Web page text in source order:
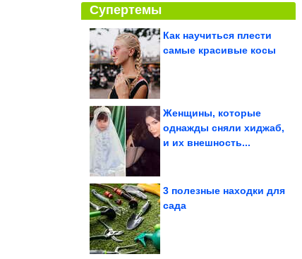
Супертемы
Почему изолента в
Как научиться плести
самые красивые косы
Трамп заявляет о
Женщины, которые
однажды сняли хиджаб,
и их внешность...
3 полезные находки для
сада